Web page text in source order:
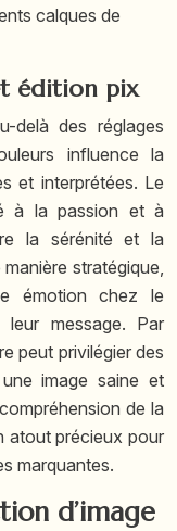
calques de
édition pix
delà des réglages
influence la
et interprétées. Le
à la passion et à
la sérénité et la
stratégique,
émotion chez le
leur message. Par
peut privilégier des
image saine et
de la
atout précieux pour
marquantes.
d’image